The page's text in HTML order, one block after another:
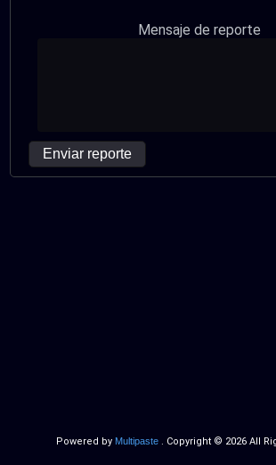
Mensaje de reporte
Enviar reporte
Powered by Multipaste . Copyright © 2026 All